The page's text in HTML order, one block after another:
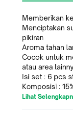
Memberikan
Menciptakan
pikiran
Aroma tahan
Cocok untuk
atau area
Isi set : 6 pcs
Komposisi :
Notes :
Lihat